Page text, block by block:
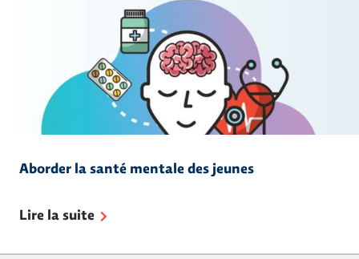
Aborder la santé mentale des jeunes
Lire la suite